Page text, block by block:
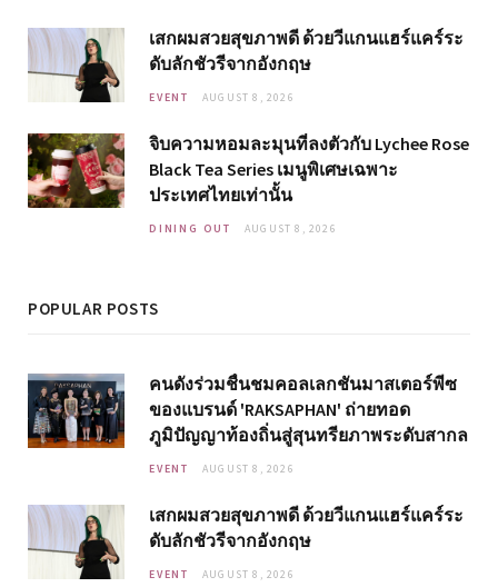
เสกผมสวยสุขภาพดี ด้วยวีแกนแฮร์แคร์ระ
ดับลักชัวรีจากอังกฤษ
EVENT AUGUST 8, 2026
จิบความหอมละมุนที่ลงตัวกับ Lychee Rose
Black Tea Series เมนูพิเศษเฉพาะ
ประเทศไทยเท่านั้น
DINING OUT AUGUST 8, 2026
POPULAR POSTS
คนดังร่วมชื่นชมคอลเลกชันมาสเตอร์พีซ
ของแบรนด์ 'RAKSAPHAN' ถ่ายทอด
ภูมิปัญญาท้องถิ่นสู่สุนทรียภาพระดับสากล
EVENT AUGUST 8, 2026
เสกผมสวยสุขภาพดี ด้วยวีแกนแฮร์แคร์ระ
ดับลักชัวรีจากอังกฤษ
EVENT AUGUST 8, 2026